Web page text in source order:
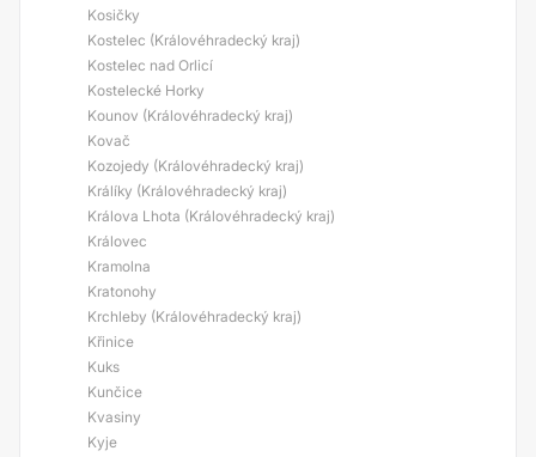
Kosičky
Kostelec (Královéhradecký kraj)
Kostelec nad Orlicí
Kostelecké Horky
Kounov (Královéhradecký kraj)
Kovač
Kozojedy (Královéhradecký kraj)
Králíky (Královéhradecký kraj)
Králova Lhota (Královéhradecký kraj)
Královec
Kramolna
Kratonohy
Krchleby (Královéhradecký kraj)
Křinice
Kuks
Kunčice
Kvasiny
Kyje